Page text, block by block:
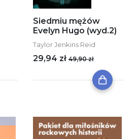
Siedmiu mężów
Evelyn Hugo (wyd.2)
Taylor Jenkins Reid
29,94 zł 49,90 zł